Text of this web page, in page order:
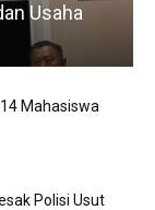
Usaha
Mahasiswa
Polisi Usut